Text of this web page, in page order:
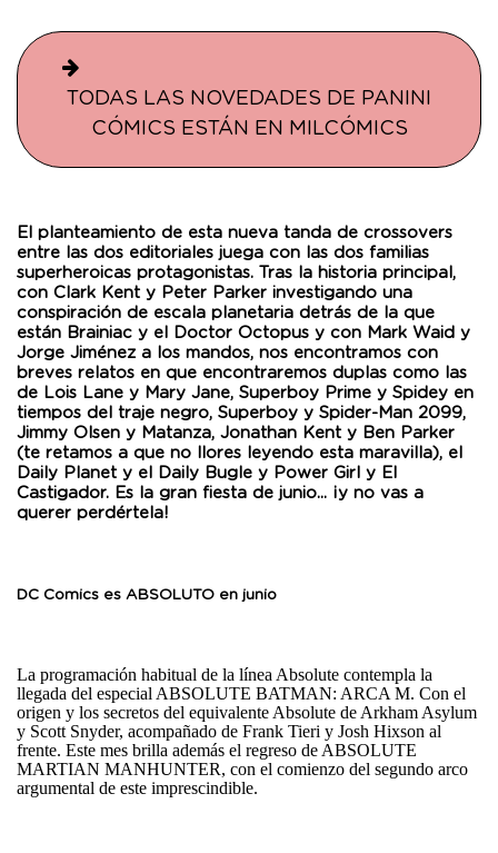
TODAS LAS NOVEDADES DE PANINI
CÓMICS ESTÁN EN MILCÓMICS
El planteamiento de esta nueva tanda de crossovers
entre las dos editoriales juega con las dos familias
superheroicas protagonistas. Tras la historia principal,
con Clark Kent y Peter Parker investigando una
conspiración de escala planetaria detrás de la que
están Brainiac y el Doctor Octopus y con Mark Waid y
Jorge Jiménez a los mandos, nos encontramos con
breves relatos en que encontraremos duplas como las
de Lois Lane y Mary Jane, Superboy Prime y Spidey en
tiempos del traje negro, Superboy y Spider-Man 2099,
Jimmy Olsen y Matanza, Jonathan Kent y Ben Parker
(te retamos a que no llores leyendo esta maravilla), el
Daily Planet y el Daily Bugle y Power Girl y El
Castigador. Es la gran fiesta de junio... ¡y no vas a
querer perdértela!
DC Comics es ABSOLUTO en junio
La programación habitual de la línea Absolute contempla la
llegada del especial ABSOLUTE BATMAN: ARCA M. Con el
origen y los secretos del equivalente Absolute de Arkham Asylum
y Scott Snyder, acompañado de Frank Tieri y Josh Hixson al
frente. Este mes brilla además el regreso de ABSOLUTE
MARTIAN MANHUNTER, con el comienzo del segundo arco
argumental de este imprescindible.